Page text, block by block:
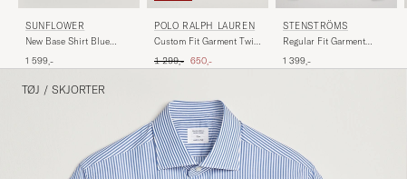
SUNFLOWER
New Base Shirt Blue
1 599,-
POLO RALPH LAUREN
Custom Fit Garment Twill
Ordinary pris
1 299,- Nedsat pris
650,-
STENSTRÖMS
Regular Fit Garment
1 399,-
TØJ / SKJORTER